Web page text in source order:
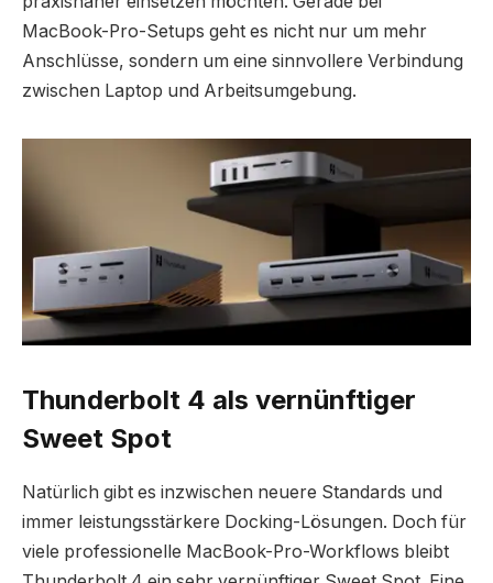
MacBook-Pro-Setups geht es nicht nur um mehr
Anschlüsse, sondern um eine sinnvollere Verbindung
zwischen Laptop und Arbeitsumgebung.
Thunderbolt 4 als vernünftiger
Sweet Spot
Natürlich gibt es inzwischen neuere Standards und
immer leistungsstärkere Docking-Lösungen. Doch für
viele professionelle MacBook-Pro-Workflows bleibt